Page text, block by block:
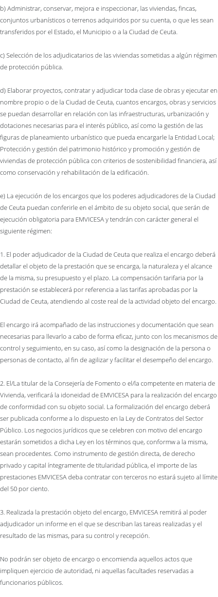
b) Administrar, conservar, mejora e inspeccionar, las viviendas, fincas,
conjuntos urbanísticos o terrenos adquiridos por su cuenta, o que les sean
transferidos por el Estado, el Municipio o a la Ciudad de Ceuta.
c) Selección de los adjudicatarios de las viviendas sometidas a algún régimen
de protección pública.
d) Elaborar proyectos, contratar y adjudicar toda clase de obras y ejecutar en
nombre propio o de la Ciudad de Ceuta, cuantos encargos, obras y servicios
se puedan desarrollar en relación con las infraestructuras, urbanización y
dotaciones necesarias para el interés público, así como la gestión de las
figuras de planeamiento urbanístico que pueda encargarle la Entidad Local;
Protección y gestión del patrimonio histórico y promoción y gestión de
viviendas de protección pública con criterios de sostenibilidad financiera, así
como conservación y rehabilitación de la edificación.
e) La ejecución de los encargos que los poderes adjudicadores de la Ciudad
de Ceuta puedan conferirle en el ámbito de su objeto social, que serán de
ejecución obligatoria para EMVICESA y tendrán con carácter general el
siguiente régimen:
1. El poder adjudicador de la Ciudad de Ceuta que realiza el encargo deberá
detallar el objeto de la prestación que se encarga, la naturaleza y el alcance
de la misma, su presupuesto y el plazo. La compensación tarifaria por la
prestación se establecerá por referencia a las tarifas aprobadas por la
Ciudad de Ceuta, atendiendo al coste real de la actividad objeto del encargo.
El encargo irá acompañado de las instrucciones y documentación que sean
necesarias para llevarlo a cabo de forma eficaz, junto con los mecanismos de
control y seguimiento, en su caso, así como la designación de la persona o
personas de contacto, al fin de agilizar y facilitar el desempeño del encargo.
2. El/La titular de la Consejería de Fomento o el/la competente en materia de
Vivienda, verificará la idoneidad de EMVICESA para la realización del encargo
de conformidad con su objeto social. La formalización del encargo deberá
ser publicada conforme a lo dispuesto en la Ley de Contratos del Sector
Público. Los negocios jurídicos que se celebren con motivo del encargo
estarán sometidos a dicha Ley en los términos que, conformw a la misma,
sean procedentes. Como instrumento de gestión directa, de derecho
privado y capital íntegramente de titularidad pública, el importe de las
prestaciones EMVICESA deba contratar con terceros no estará sujeto al límite
del 50 por ciento.
3. Realizada la prestación objeto del encargo, EMVICESA remitirá al poder
adjudicador un informe en el que se describan las tareas realizadas y el
resultado de las mismas, para su control y recepción.
No podrán ser objeto de encargo o encomienda aquellos actos que
impliquen ejercicio de autoridad, ni aquellas facultades reservadas a
funcionarios públicos.